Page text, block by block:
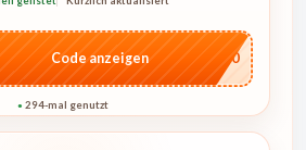
…4U10
Code anzeigen
● 294-mal genutzt